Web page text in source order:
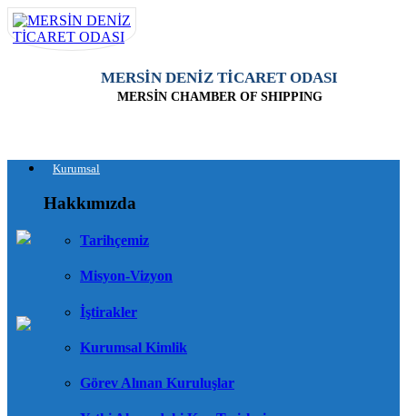
MERSİN DENİZ TİCARET ODASI
MERSİN CHAMBER OF SHIPPING
Kurumsal
Hakkımızda
Tarihçemiz
Misyon-Vizyon
İştirakler
Kurumsal Kimlik
Görev Alınan Kuruluşlar